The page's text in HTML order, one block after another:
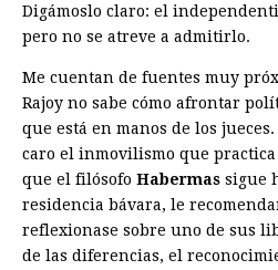
Digámoslo claro: el
pero no se atreve a admitirlo.
Me cuentan de fuentes muy
Rajoy no sabe cómo afrontar
que está en manos de los
caro el inmovilismo que practica
que el filósofo Habermas sigue
residencia bávara, le
reflexionase sobre uno de sus
de las diferencias, el